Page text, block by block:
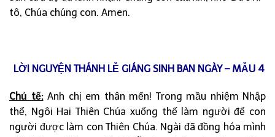
tô, Chúa chúng con. Amen.
LỜI NGUYỆN THÁNH LỄ GIÁNG SINH BAN NGÀY – MẪU 4
Chủ tế: Anh chị em thân mến! Trong mầu nhiệm Nhập
thể, Ngôi Hai Thiên Chúa xuống thế làm người để con
người được làm con Thiên Chúa. Ngài đã đồng hóa mình